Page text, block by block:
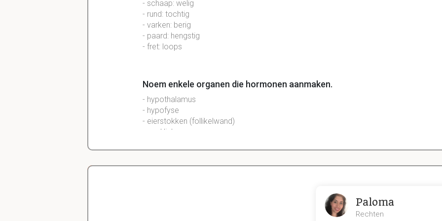
- schaap: welig
- rund: tochtig
- varken: berig
- paard: hengstig
- fret: loops
Noem enkele organen die hormonen aanmaken.
- hypothalamus
- hypofyse
- eierstokken (follikelwand)
- geel lichaam
- baarmoeder
Welk hormoon produceert de hypothalamus en waar en hoe is deze
Paloma
Rechten